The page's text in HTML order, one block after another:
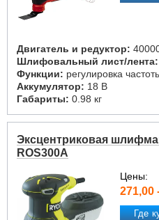
Двигатель и редуктор:
Шлифовальный лист/лента:
Функции: регулировка
Аккумулятор: 18 В
Габариты: 0.98 кг
Эксцентриковая
ROS300A
Цены:
271,00
Где